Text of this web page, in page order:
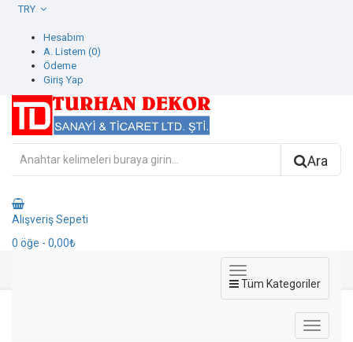
Hesabım
A. Listem (0)
Ödeme
Giriş Yap
Ara
Alışveriş Sepeti
0 öğe - 0,00₺
Tüm Kategoriler